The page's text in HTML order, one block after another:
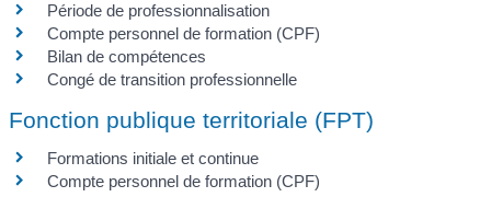
Période de professionnalisation
Compte personnel de formation (CPF)
Bilan de compétences
Congé de transition professionnelle
Fonction publique territoriale (FPT)
Formations initiale et continue
Compte personnel de formation (CPF)